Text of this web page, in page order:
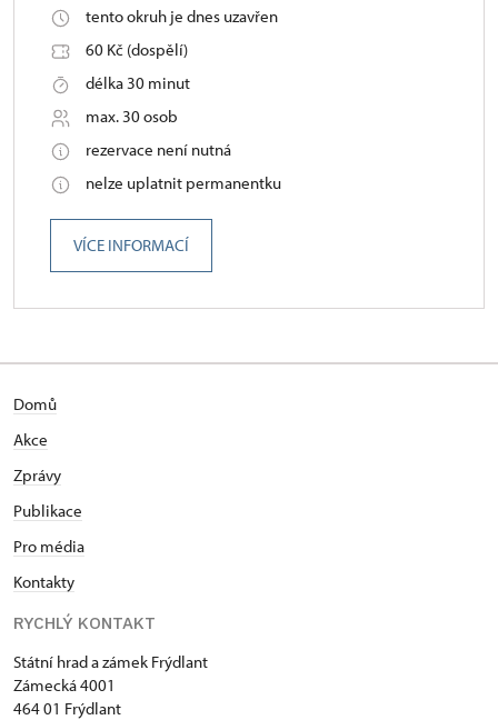
tento okruh je dnes uzavřen
60 Kč (dospělí)
délka 30 minut
max. 30 osob
rezervace není nutná
nelze uplatnit permanentku
VÍCE INFORMACÍ
Domů
Akce
Zprávy
Publikace
Pro média
Kontakty
RYCHLÝ KONTAKT
Státní hrad a zámek Frýdlant
Zámecká 4001
464 01 Frýdlant